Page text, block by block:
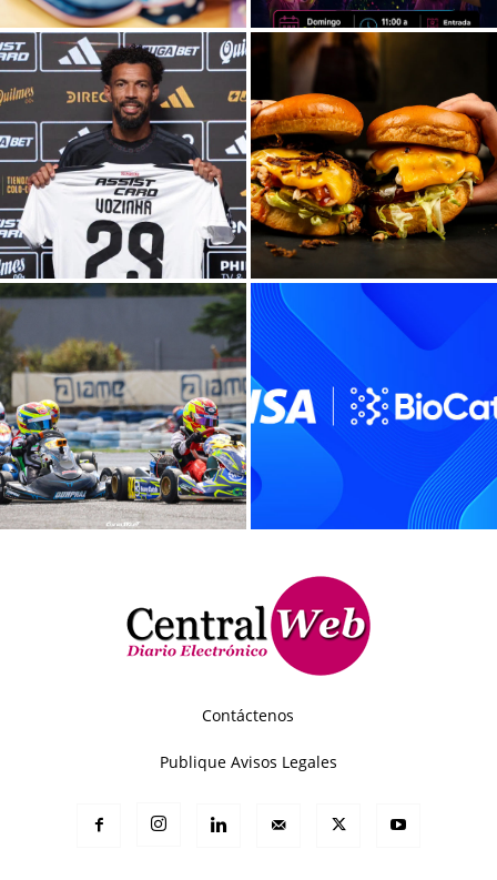
Contáctenos
Publique Avisos Legales